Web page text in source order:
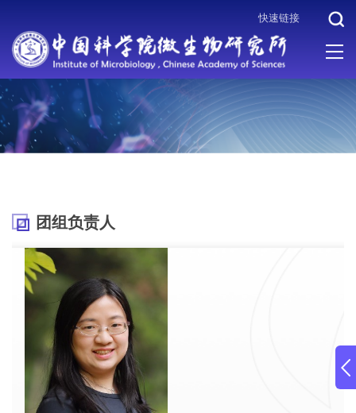
快速链接
团组负责人